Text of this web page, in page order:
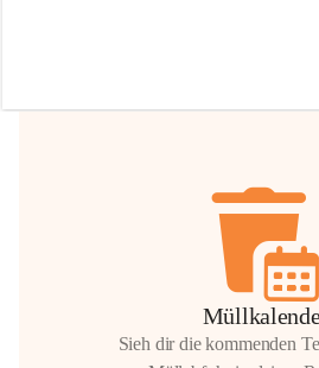
Hilfsbereitschaft!
Sieh dir die kommenden